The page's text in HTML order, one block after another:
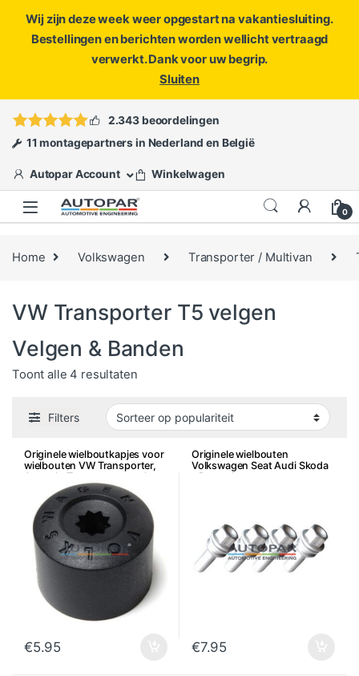
Wij zijn deze week weer opgestart na vakantiesluiting.
Bestellingen en berichten worden wellicht vertraagd
verwerkt. Dank voor uw begrip.
Sluiten
ofopen een ticket
2.343 beoordelingen
11 montagepartners in Nederland en België
Autopar Account Winkelwagen
0
Home Volkswagen Transporter / Multivan
VW Transporter T5 velgen
Velgen & Banden
Toont alle 4 resultatenGesorteerd op populariteit
Filters
Originele wielboutkapjes voor
wielbouten VW Transporter,
Amarok, Touareg, per stuk
€5.95
Originele wielbouten
Volkswagen Seat Audi Skoda
– Per stuk
€7.95